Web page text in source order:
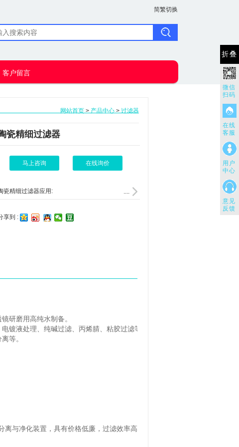
折叠
微信
扫码
在线
客服
用户
中心
意见
反馈
简繁切换
客户留言
网站首页 > 产品中心 > 过滤器
瓷精细过滤器
马上咨询 在线询价
瓷精细过滤器应用: ....
享到 :
研磨用高纯水制备。
镀液处理、纯碱过滤、丙烯腈、粘胶过滤等。
等。
净化装置，具有价格低廉，过滤效率高，易于反吹和连续化运行等优